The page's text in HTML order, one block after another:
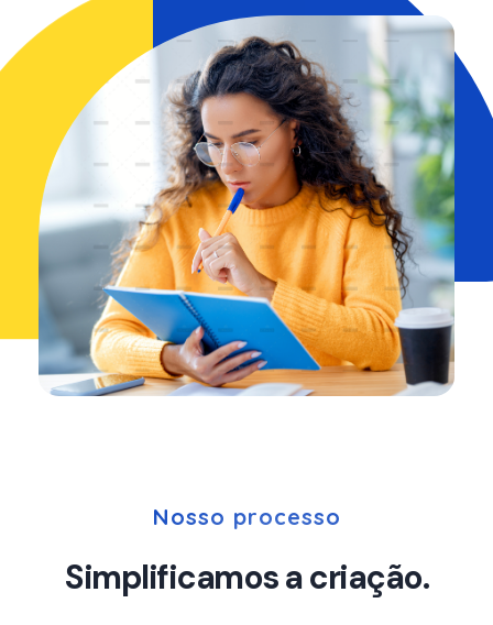
Nosso processo
Simplificamos a criação.